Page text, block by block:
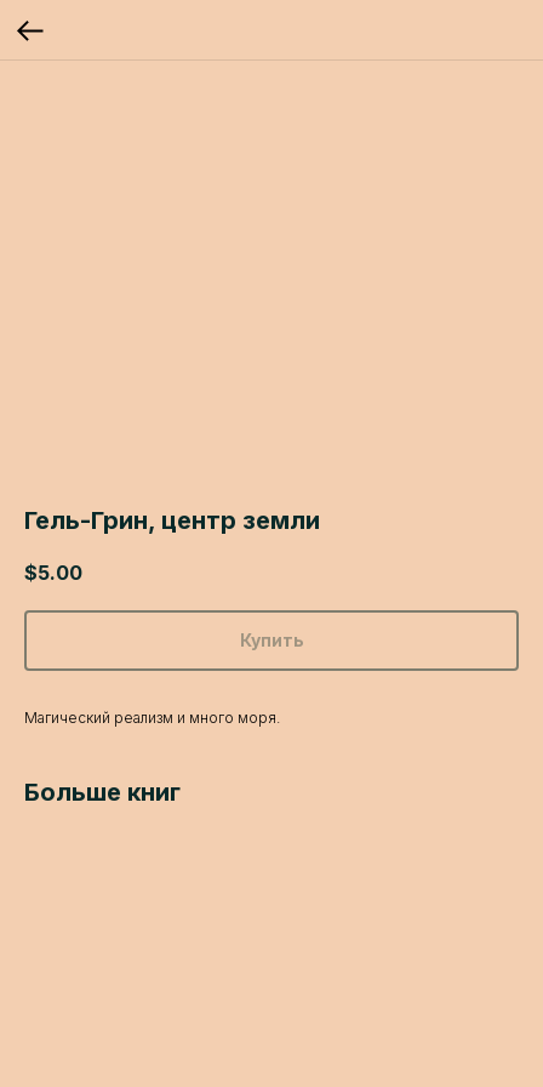
Гель-Грин, центр земли
$5.00
Купить
Магический реализм и много моря.
Больше книг